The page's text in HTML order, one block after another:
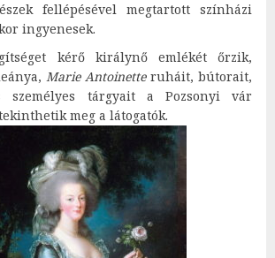
fellépésével megtartott színházi
ingyenesek.
kérő királynő emlékét őrzik,
Marie Antoinetteruháit, bútorait,
személyes tárgyait a Pozsonyi vár
meg a látogatók.